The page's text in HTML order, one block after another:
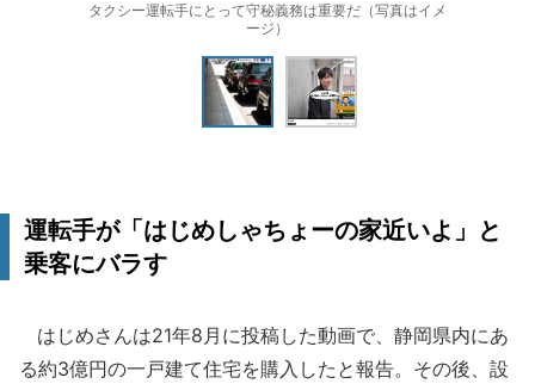
タクシー運転手にとって守秘義務は重要だ（写真はイメ
ージ）
運転手が「はじめしゃちょーの家近いよ」と
乗客にバラす
はじめさんは21年8月に投稿した動画で、静岡県内にあ
る約3億円の一戸建て住宅を購入したと報告。その後、設